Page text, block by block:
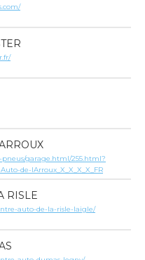
garage.html/255.html?
de-lArroux_X_X_X_X_FR
RISLE
auto-de-la-risle-laigle/